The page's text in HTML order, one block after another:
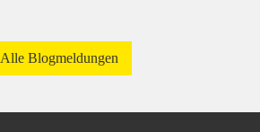
Alle Blogmeldungen